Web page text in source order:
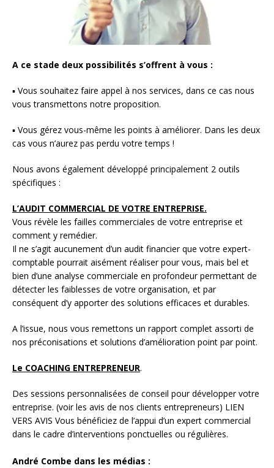
A ce stade deux possibilités s’offrent à vous :
▪ Vous souhaitez faire appel à nos services, dans ce cas nous
vous transmettons notre proposition.
▪ Vous gérez vous-même les points à améliorer. Dans les deux
cas vous n’aurez pas perdu votre temps !
Nous avons également développé principalement 2 outils
spécifiques :
L’AUDIT COMMERCIAL DE VOTRE ENTREPRISE.
Vous révèle les failles commerciales de votre entreprise et
comment y remédier.
Il ne s’agit aucunement d’un audit financier que votre expert-
comptable pourrait aisément réaliser pour vous, mais bel et
bien d’une analyse commerciale en profondeur permettant de
détecter les faiblesses de votre organisation, et par
conséquent d’y apporter des solutions efficaces et durables.
A l’issue, nous vous remettons un rapport complet assorti de
nos préconisations et solutions d’amélioration point par point.
Le COACHING ENTREPRENEUR.
Des sessions personnalisées de conseil pour développer votre
entreprise. (voir les avis de nos clients entrepreneurs) LIEN
VERS AVIS Vous bénéficiez de l’appui d’un expert commercial
dans le cadre d’interventions ponctuelles ou régulières.
André Combe dans les médias :